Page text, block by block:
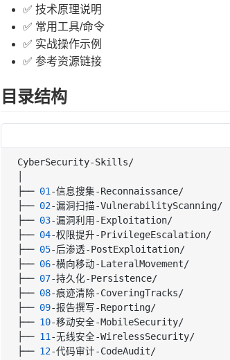
✅ 技术原理说明
✅ 常用工具/命令
✅ 实战操作示例
✅ 参考资源链接
目录结构
CyberSecurity-Skills/
├── 01-信息搜集-Reconnaissance/
├── 02-漏洞扫描-VulnerabilityScanning/
├── 03-漏洞利用 -Exploitation/
├── 04-权限提升-PrivilegeEscalation/
├── 05-后渗透-PostExploitation/
├── 06-横向移动-LateralMovement/
├── 07-持久化-Persistence/
├── 08-痕迹清除-CoveringTracks/
├── 09-报告撰写-Reporting/
├── 10-移动安全-MobileSecurity/
├── 11-无线安全-WirelessSecurity/
├── 12-代码审计-CodeAudit/